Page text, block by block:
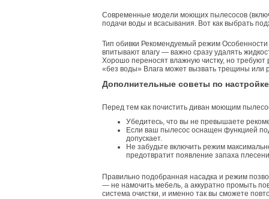
Современные модели моющих пылесосов
подачи воды и всасывания. Вот как выбрать
Тип обивки Рекомендуемый режим
впитывают влагу — важно сразу удалять
Хорошо переносят влажную чистку, но требуют
«без воды» Влага может вызвать трещины или
Дополнительные советы по
Перед тем как почистить диван моющим
Убедитесь, что вы не превышаете
Если ваш пылесос оснащен функцией
допускает.
Не забудьте включить режим
предотвратит появление запаха
Правильно подобранная насадка и режим
— не намочить мебель, а аккуратно промыть
система очистки, и именно так вы сможете